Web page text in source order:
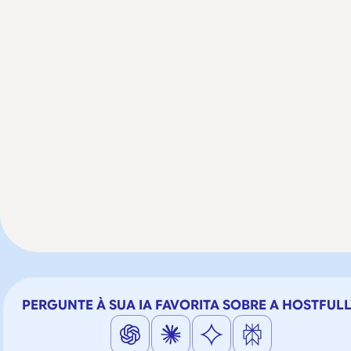
PERGUNTE À SUA IA FAVORITA SOBRE A